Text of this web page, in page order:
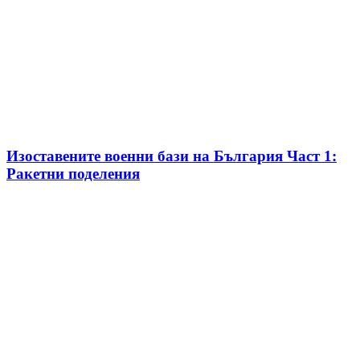
Изоставените военни бази на България Част 1:
Ракетни поделения